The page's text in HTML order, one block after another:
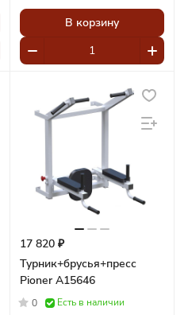
В корзину
17 820 ₽
Турник+брусья+пресс
Pioner A15646
0 Есть в наличии